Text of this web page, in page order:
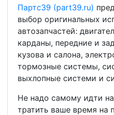
Партс39 (part39.ru)
выбор оригинальных
автозапчастей:
карданы, передние и
кузова и салона,
тормозные системы,
выхлопные системи и
Не надо самому идти
тратить ваше время на